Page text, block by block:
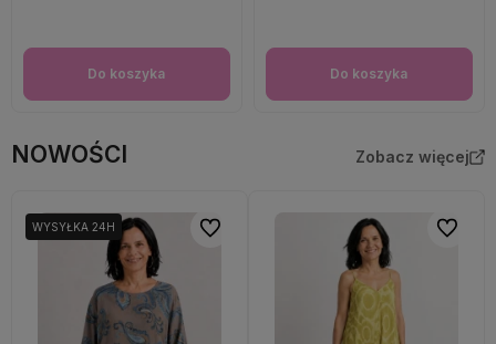
Do koszyka Do koszyka
NOWOŚCI Zobacz więcej
WYSYŁKA 24H Do ulubionych Do